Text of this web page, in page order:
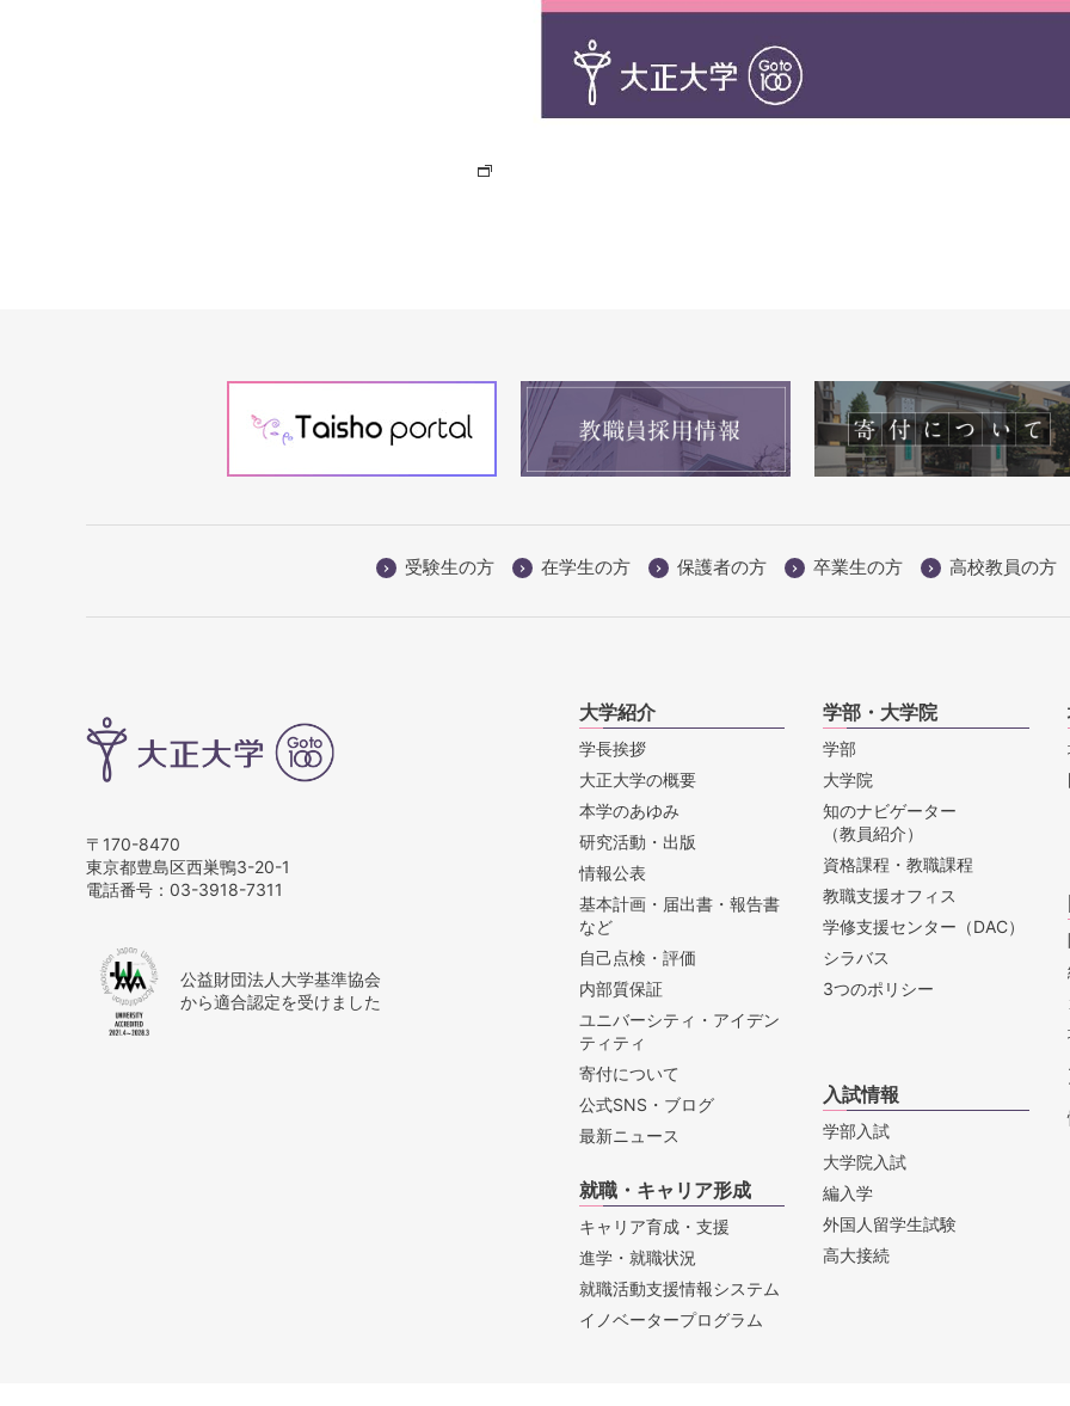
受験生の方 在学生の方 保護者の方 卒業生の方 高校教員の方
〒170-8470
東京都豊島区西巣鴨3-20-1
電話番号： 03-3918-7311
公益財団法人大学基準協会
から適合認定を受けました
大学紹介
学長挨拶
大正大学の概要
本学のあゆみ
研究活動・出版
情報公表
基本計画・届出書・報告書
など
自己点検・評価
内部質保証
ユニバーシティ・アイデン
ティティ
寄付について
公式SNS・ブログ
最新ニュース
学部・大学院
学部
大学院
知のナビゲーター
（教員紹介）
資格課程・教職課程
教職支援オフィス
学修支援センター（DAC）
シラバス
3つのポリシー
就職・キャリア形成
キャリア育成・支援
進学・就職状況
就職活動支援情報システム
イノベータープログラム
入試情報
学部入試
大学院入試
編入学
外国人留学生試験
高大接続